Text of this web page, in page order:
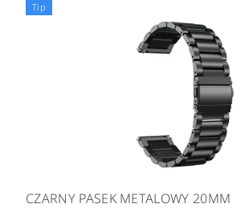
Tip
CZARNY PASEK METALOWY 20MM